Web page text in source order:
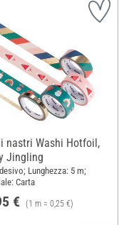
nastri Washi Hotfoil,
Jingling
Lunghezza: 5 m;
Carta
€ (1 m = 0,25 €)